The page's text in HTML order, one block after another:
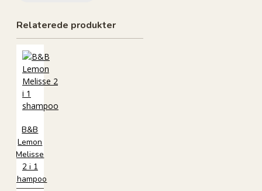
Relaterede produkter
B&B
Lemon
Melisse
2 i 1
shampoo